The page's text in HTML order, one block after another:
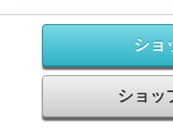
ショ
ショッ